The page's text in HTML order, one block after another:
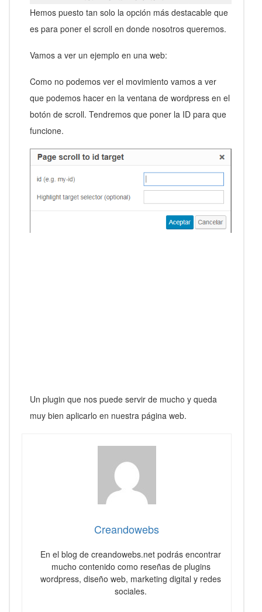
Hemos puesto tan solo la opción más destacable que
es para poner el scroll en donde nosotros queremos.
Vamos a ver un ejemplo en una web:
Como no podemos ver el movimiento vamos a ver
que podemos hacer en la ventana de wordpress en el
botón de scroll. Tendremos que poner la ID para que
funcione.
Un plugin que nos puede servir de mucho y queda
muy bien aplicarlo en nuestra página web.
Creandowebs
En el blog de creandowebs.net podrás encontrar
mucho contenido como reseñas de plugins
wordpress, diseño web, marketing digital y redes
sociales.